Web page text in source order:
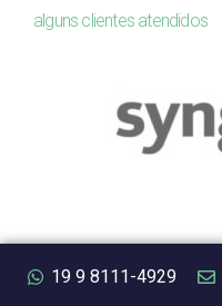
alguns clientes atendidos
19 9 8111-4929